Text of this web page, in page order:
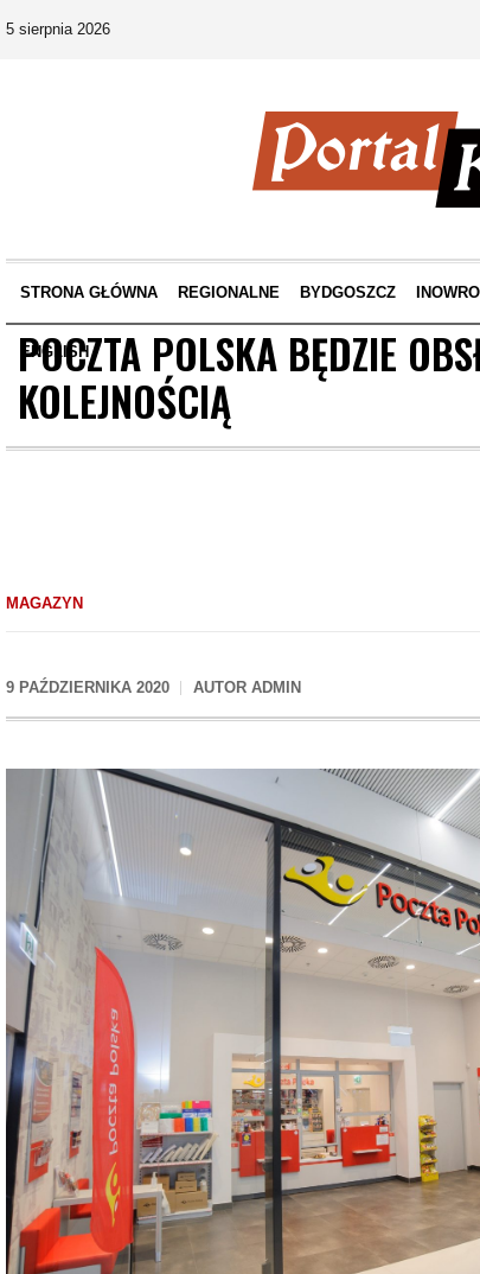
5 sierpnia 2026
STRONA GŁÓWNA REGIONALNE BYDGOSZCZ
ENGLISH
POCZTA POLSKA BĘDZIE
KOLEJNOŚCIĄ
MAGAZYN
9 PAŹDZIERNIKA 2020 AUTOR ADMIN